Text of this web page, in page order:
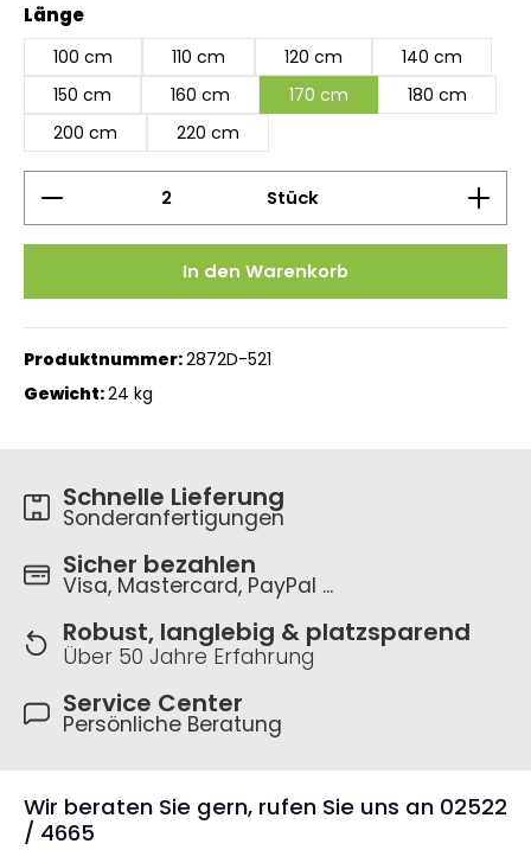
Längeauswählen
100 cm 110 cm 120 cm
140 cm
150 cm
160 cm 170 cm
180 cm
200 cm
220 cm
Produkt Anzahl: Gib den gewünschten Wert
Stück
In den Warenkorb
Produktnummer:2872D-521
Gewicht:24 kg
Schnelle Lieferung
Sonderanfertigungen
Sicher bezahlen
Visa, Mastercard, PayPal ...
Robust, langlebig & platzsparend
Über 50 Jahre Erfahrung
Service Center
Persönliche Beratung
Wir beraten Sie gern, rufen Sie uns an 02522
/ 4665